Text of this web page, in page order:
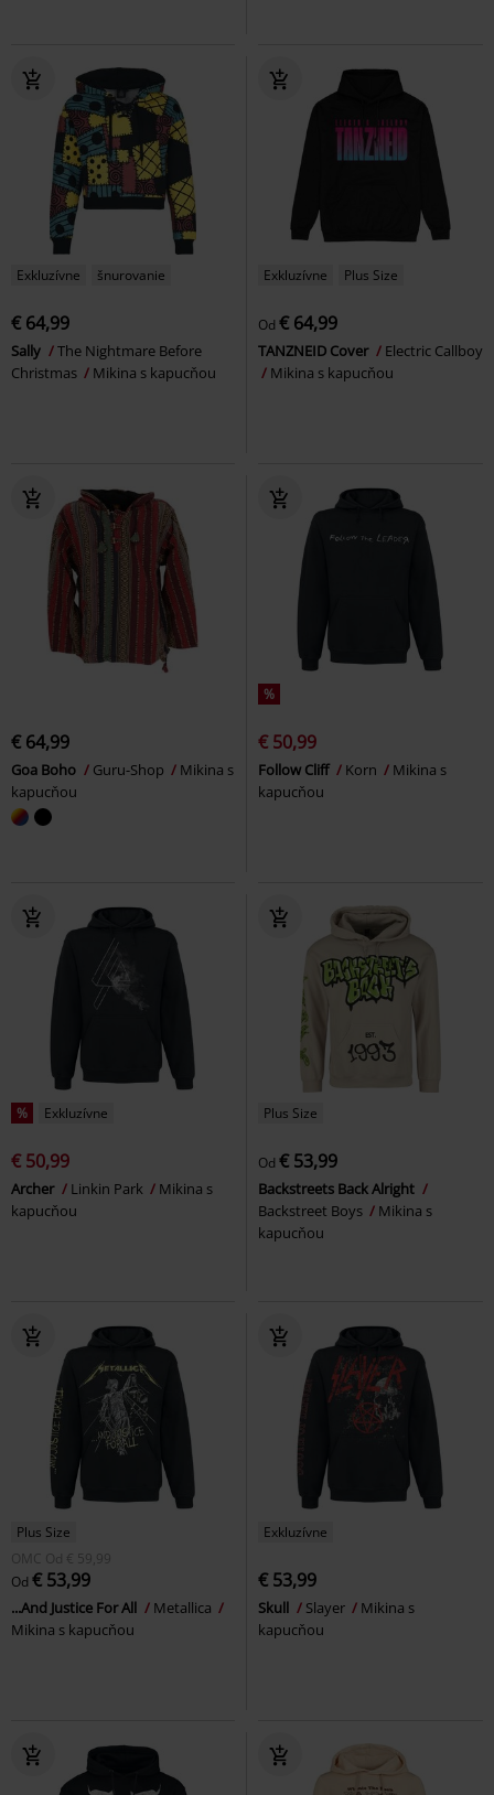
Exkluzívne šnurovanie
€ 64,99
Sally
The Nightmare Before
Christmas
Mikina s kapucňou
Exkluzívne Plus Size
Od € 64,99
TANZNEID Cover
Electric Callboy
Mikina s kapucňou
€ 64,99
Goa Boho Guru-Shop
Mikina s
kapucňou
%
€ 50,99
Follow Cliff Korn
Mikina s
kapucňou
% Exkluzívne
€ 50,99
Archer Linkin Park
Mikina s
kapucňou
Plus Size
Od € 53,99
Backstreets Back Alright
Backstreet Boys
Mikina s
kapucňou
Plus Size
OMC Od € 59,99
Od € 53,99
...And Justice For All
Metallica
Mikina s kapucňou
Exkluzívne
€ 53,99
Skull Slayer
Mikina s
kapucňou